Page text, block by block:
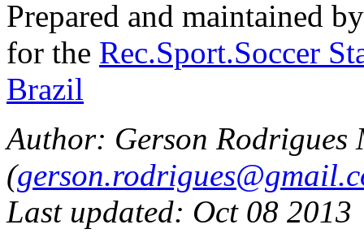
Prepared and maintained
for the Rec.Sport.Soccer
Brazil
Author: Gerson Rodrigues
(
Last updated: Oct 08 2013